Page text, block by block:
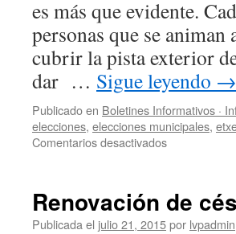
es más que evidente.
personas que se
cubrir la pista exterior
dar … Sigue leyendo →
Publicado en Boletines Informativos ·
elecciones, elecciones municipales,
Comentarios desactivadosen
con
la
Renovación de
Publicada el julio 21, 2015por lvpadmin